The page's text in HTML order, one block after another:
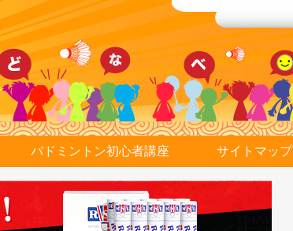
バドミントン初心者講座 サイトマップ